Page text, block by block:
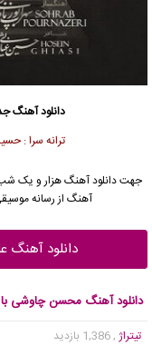
دانلود آهنگ
ترانه سرا :
آهنگ از رسانه
دانلود آهنگ
دانلود آهنگ محسن چاوشی
تیتراژ , 1,386 بازدید